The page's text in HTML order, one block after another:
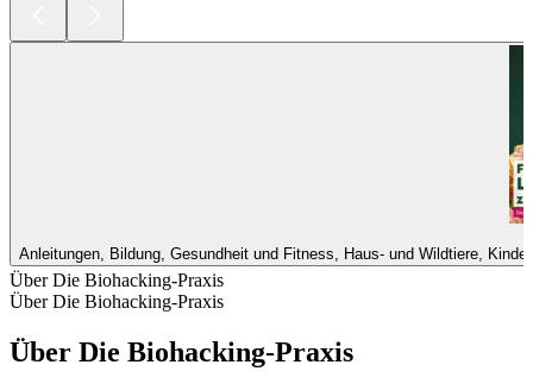
Anleitungen, Bildung, Gesundheit und Fitness, Haus- und Wildtiere,
Über Die Biohacking-Praxis
Über Die Biohacking-Praxis
Über Die Biohacking-Praxis